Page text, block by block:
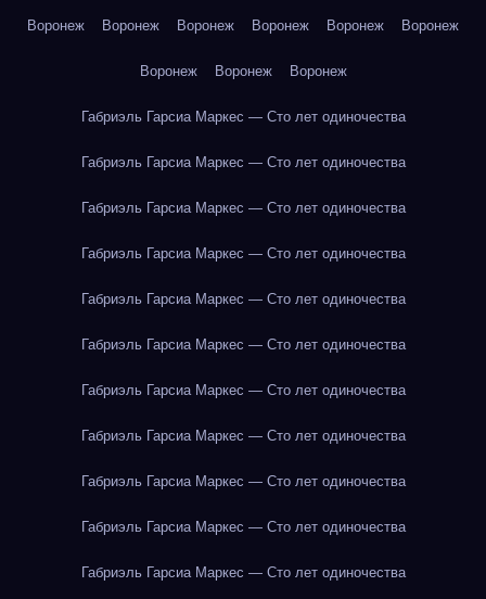
Воронеж Воронеж Воронеж Воронеж Воронеж Воронеж
Воронеж Воронеж Воронеж
Габриэль Гарсиа Маркес — Сто лет одиночества
Габриэль Гарсиа Маркес — Сто лет одиночества
Габриэль Гарсиа Маркес — Сто лет одиночества
Габриэль Гарсиа Маркес — Сто лет одиночества
Габриэль Гарсиа Маркес — Сто лет одиночества
Габриэль Гарсиа Маркес — Сто лет одиночества
Габриэль Гарсиа Маркес — Сто лет одиночества
Габриэль Гарсиа Маркес — Сто лет одиночества
Габриэль Гарсиа Маркес — Сто лет одиночества
Габриэль Гарсиа Маркес — Сто лет одиночества
Габриэль Гарсиа Маркес — Сто лет одиночества